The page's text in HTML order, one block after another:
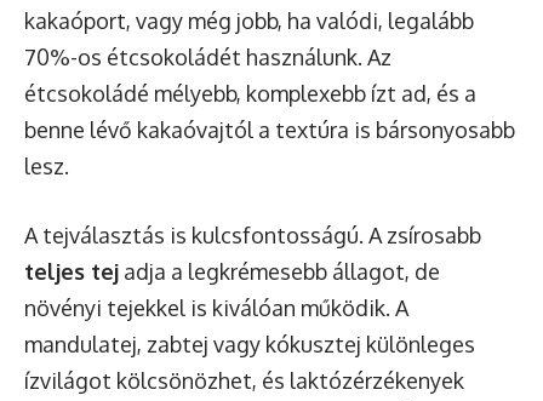
kakaóport, vagy még jobb, ha valódi, legalább
70%-os étcsokoládét használunk. Az
étcsokoládé mélyebb, komplexebb ízt ad, és a
benne lévő kakaóvajtól a textúra is bársonyosabb
lesz.
A tejválasztás is kulcsfontosságú. A zsírosabb
teljes tej adja a legkrémesebb állagot, de
növényi tejekkel is kiválóan működik. A
mandulatej, zabtej vagy kókusztej különleges
ízvilágot kölcsönözhet, és laktózérzékenyek